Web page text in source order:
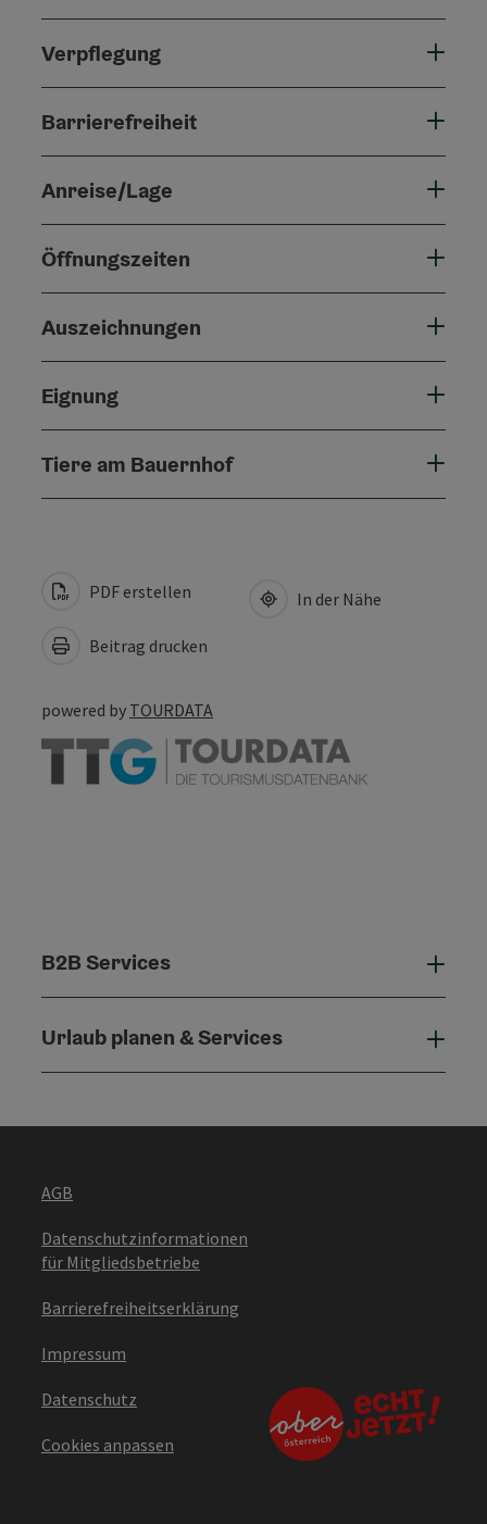
Verpflegung
Barrierefreiheit
Anreise/Lage
Öffnungszeiten
Auszeichnungen
Eignung
Tiere am Bauernhof
PDF erstellen
Beitrag drucken
In der Nähe
powered by TOURDATA
B2B Services
Urlaub planen & Services
AGB
Datenschutzinformationen
für Mitgliedsbetriebe
Barrierefreiheitserklärung
Impressum
Datenschutz
Cookies anpassen